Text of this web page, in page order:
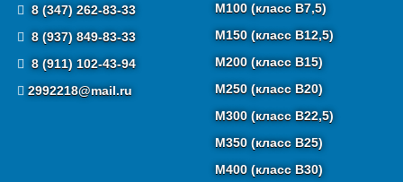
8 (347) 262-83-33
8 (937) 849-83-33
8 (911) 102-43-94
2992218@mail.ru
М100 (класс B7,5)
М150 (класс B12,5)
М200 (класс B15)
М250 (класс B20)
М300 (класс B22,5)
М350 (класс B25)
М400 (класс B30)